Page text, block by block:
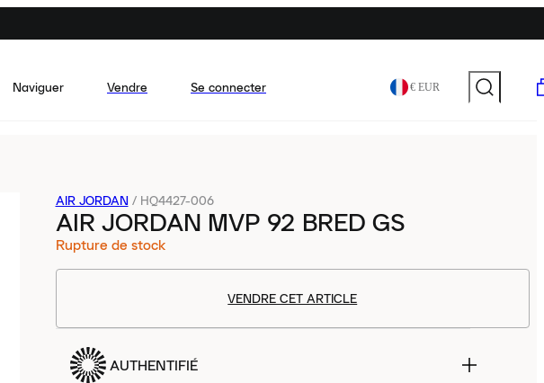
Naviguer Vendre Se connecter € EUR
AIR JORDAN / HQ4427-006
AIR JORDAN MVP 92 BRED GS
Rupture de stock
VENDRE CET ARTICLE
AUTHENTIFIÉ